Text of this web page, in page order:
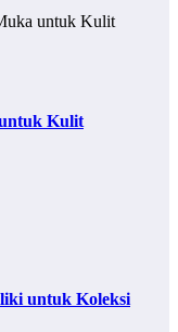
Kulit
untuk Koleksi